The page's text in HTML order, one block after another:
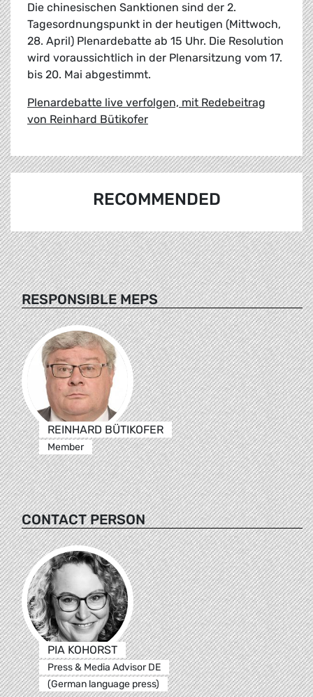
Die chinesischen Sanktionen sind der 2.
Tagesordnungspunkt in der heutigen (Mittwoch,
28. April) Plenardebatte ab 15 Uhr. Die Resolution
wird voraussichtlich in der Plenarsitzung vom 17.
bis 20. Mai abgestimmt.
Plenardebatte live verfolgen, mit Redebeitrag
von Reinhard Bütikofer
RECOMMENDED
RESPONSIBLE MEPS
REINHARD BÜTIKOFER
Member
CONTACT PERSON
PIA KOHORST
Press & Media Advisor DE
(German language press)